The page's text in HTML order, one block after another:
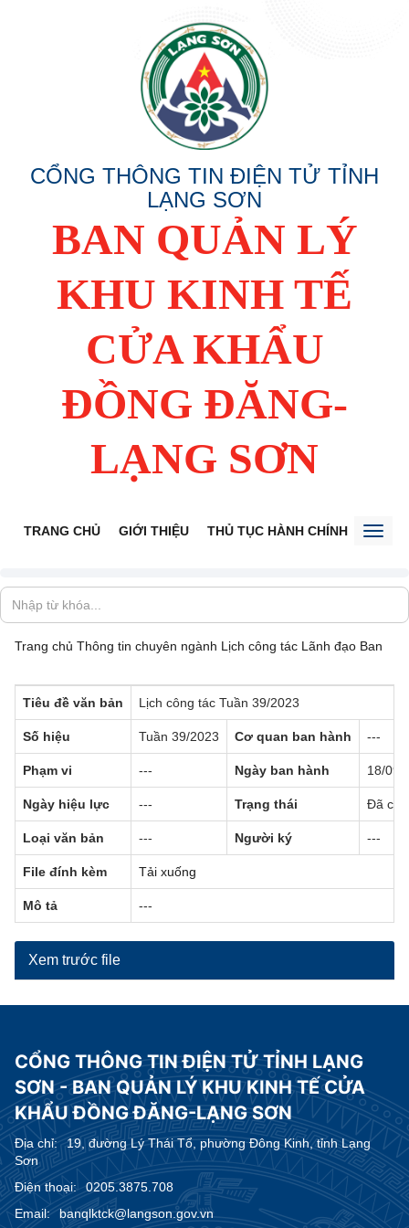
CỔNG THÔNG TIN ĐIỆN TỬ TỈNH
LẠNG SƠN
BAN QUẢN LÝ
KHU KINH TẾ
CỬA KHẨU
ĐỒNG ĐĂNG-
LẠNG SƠN
TRANG CHỦ GIỚI THIỆU THỦ TỤC HÀNH CHÍNH TIẾP
Trang chủ Thông tin chuyên ngành Lịch công tác Lãnh đạo Ban
Tiêu đề văn bản Lịch công tác Tuần 39/2023
Số hiệu Tuần 39/2023 Cơ quan ban hành ---
Phạm vi --- Ngày ban hành 18/09/
Ngày hiệu lực --- Trạng thái Đã có
Loại văn bản --- Người ký ---
File đính kèm Tải xuống
Mô tả ---
Xem trước file
CỔNG THÔNG TIN ĐIỆN TỬ TỈNH LẠNG
SƠN - BAN QUẢN LÝ KHU KINH TẾ CỬA
KHẨU ĐỒNG ĐĂNG-LẠNG SƠN
Địa chỉ:
19, đường Lý Thái Tổ, phường Đông Kinh, tỉnh Lạng
Sơn
Điện thoại:
0205.3875.708
Email:
banqlktck@langson.gov.vn